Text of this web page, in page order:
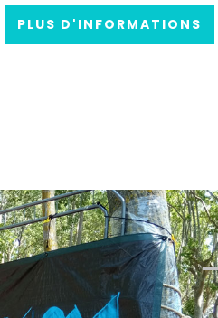
PLUS D'INFORMATIONS